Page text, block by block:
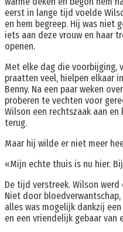
eerst in lange tijd voelde
en hem begreep. Hij was niet
iets aan deze vrouw en haar
openen.
Met elke dag die voorbijging,
praatten veel, hielpen elkaar
Benny. Na een paar weken
proberen te vechten voor
Wilson een rechtszaak aan
terug.
Maar hij wilde er niet meer
«Mijn echte thuis is nu hier.
De tijd verstreek. Wilson
Niet door
alles was mogelijk dankzij
en een vriendelijk gebaar van